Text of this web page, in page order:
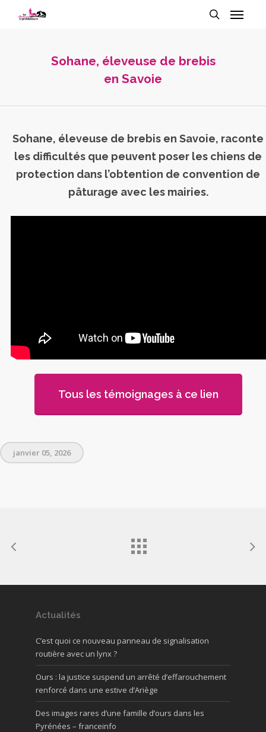
Sohane, éleveuse de brebis
en Savoie
Sohane, éleveuse de brebis en Savoie, raconte
les difficultés que peuvent poser les chiens de
protection dans l’obtention de convention de
pâturage avec les mairies.
Tous les témoignages à ce lien
janvier 05, 2026
Actualités
C’est quoi ce nouveau panneau de signalisation
routière avec un lynx ?
Ours : la justice suspend un arrêté d’effarouchement
renforcé dans une estive d’Ariège
Des images rares d’une famille d’ours dans les
Pyrénées – franceinfo